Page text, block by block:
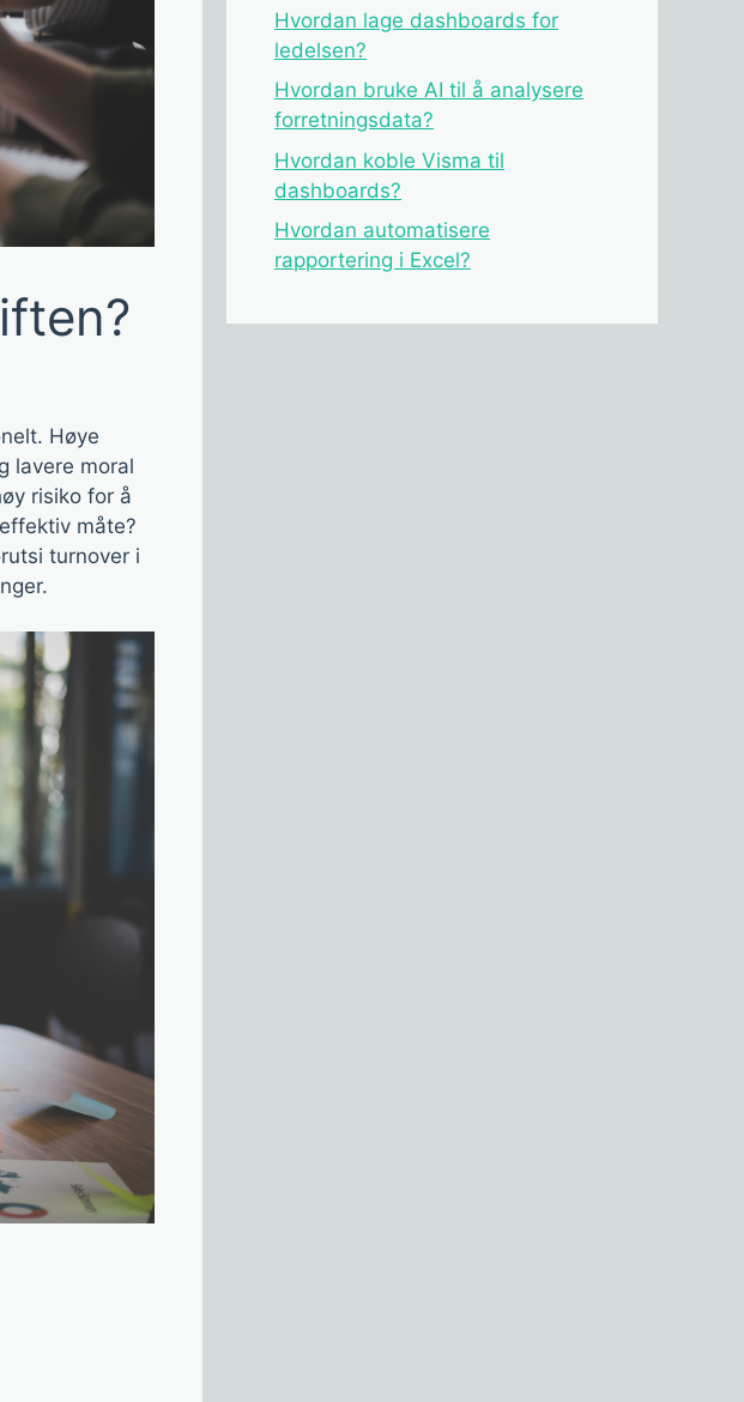
Høye
lavere moral
risiko for å
måte?
turnover i
Hvordan lage dashboards for
ledelsen?
Hvordan bruke AI til å analysere
forretningsdata?
Hvordan koble Visma til
dashboards?
Hvordan automatisere
rapportering i Excel?